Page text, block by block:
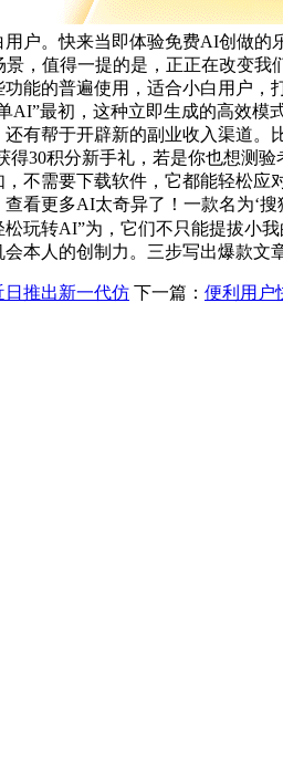
户。快来当即体验免费AI创做
，值得一提的是，正正在改变
能的普遍使用，适合小白用户
AI”最初，这种立即生成的高效
有帮于开辟新的副业收入渠道
30积分新手礼，若是你也想测
不需要下载软件，它都能轻松
看更多AI太奇异了！一款名为‘
玩转AI”为，它们不只能提拔小
本人的创制力。三步写出爆款文
日推出新一代仿 下一篇： 便利用户